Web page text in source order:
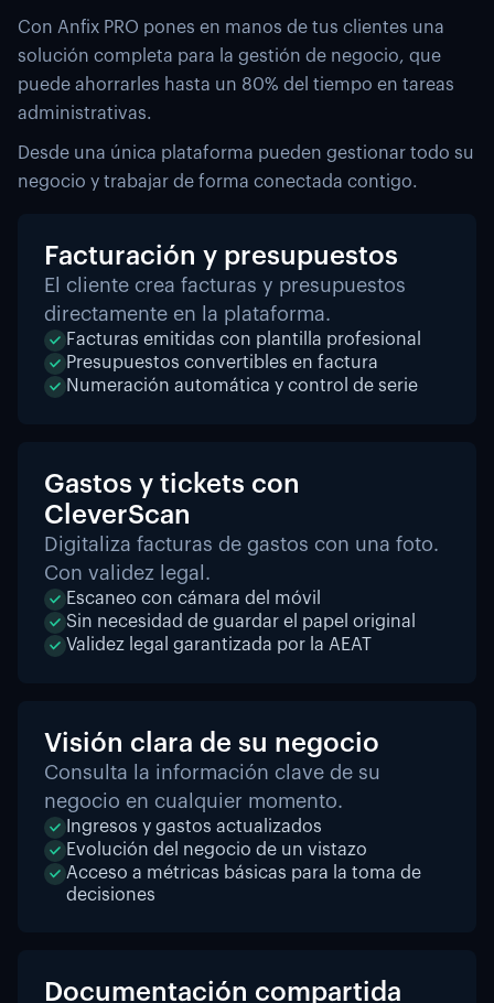
Con Anfix PRO pones en manos de tus clientes una
solución completa para la gestión de negocio, que
puede ahorrarles hasta un 80% del tiempo en tareas
administrativas.
Desde una única plataforma pueden gestionar todo su
negocio y trabajar de forma conectada contigo.
Facturación y presupuestos
El cliente crea facturas y presupuestos
directamente en la plataforma.
Facturas emitidas con plantilla profesional
Presupuestos convertibles en factura
Numeración automática y control de serie
Gastos y tickets con
CleverScan
Digitaliza facturas de gastos con una foto.
Con validez legal.
Escaneo con cámara del móvil
Sin necesidad de guardar el papel original
Validez legal garantizada por la AEAT
Visión clara de su negocio
Consulta la información clave de su
negocio en cualquier momento.
Ingresos y gastos actualizados
Evolución del negocio de un vistazo
Acceso a métricas básicas para la toma de
decisiones
Documentación compartida